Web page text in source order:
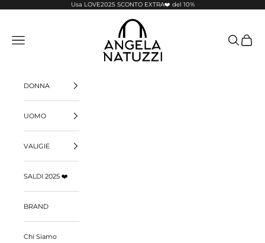
Usa LOVE2025 SCONTO EXTRA❤️ del 10%
Pelletterie Angela Natuzzi
Menu
Recherche
Panier
DONNA
UOMO
VALIGIE
SALDI 2025 ❤️
BRAND
Chi Siamo